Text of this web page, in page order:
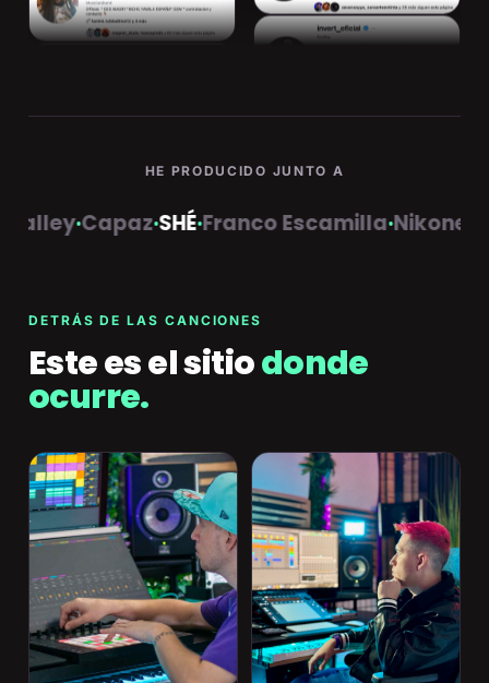
HE PRODUCIDO JUNTO A
·Franco Escamilla·Nikone·Dos Hermanos
DETRÁS DE LAS CANCIONES
Este es el sitiodonde
ocurre.